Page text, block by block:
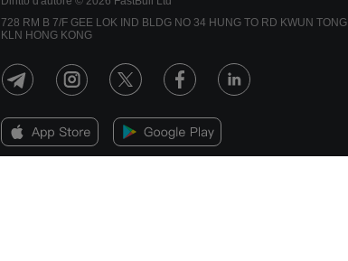
728 RM B 7/F GEE LOK IND BLDG NO 34 HUNG TO RD KWUN TONG
KLN HONG KONG